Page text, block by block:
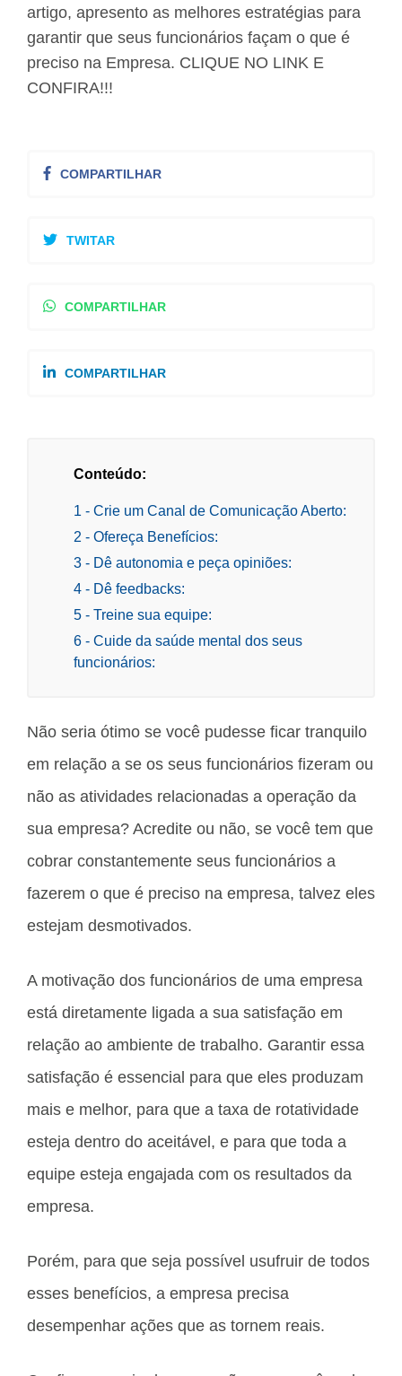
artigo, apresento as melhores estratégias para
garantir que seus funcionários façam o que é
preciso na Empresa. CLIQUE NO LINK E
CONFIRA!!!
COMPARTILHAR
TWITAR
COMPARTILHAR
COMPARTILHAR
Conteúdo:
1 - Crie um Canal de Comunicação Aberto:
2 - Ofereça Benefícios:
3 - Dê autonomia e peça opiniões:
4 - Dê feedbacks:
5 - Treine sua equipe:
6 - Cuide da saúde mental dos seus
funcionários:
Não seria ótimo se você pudesse ficar tranquilo
em relação a se os seus funcionários fizeram ou
não as atividades relacionadas a operação da
sua empresa? Acredite ou não, se você tem que
cobrar constantemente seus funcionários a
fazerem o que é preciso na empresa, talvez eles
estejam desmotivados.
A motivação dos funcionários de uma empresa
está diretamente ligada a sua satisfação em
relação ao ambiente de trabalho. Garantir essa
satisfação é essencial para que eles produzam
mais e melhor, para que a taxa de rotatividade
esteja dentro do aceitável, e para que toda a
equipe esteja engajada com os resultados da
empresa.
Porém, para que seja possível usufruir de todos
esses benefícios, a empresa precisa
desempenhar ações que as tornem reais.